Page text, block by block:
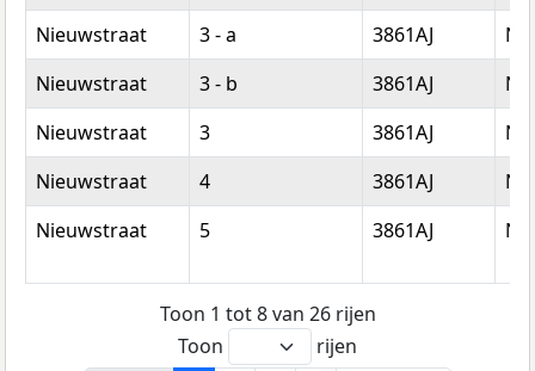
Nieuwstraat
3 - a 3861AJ
Nieuwstraat
3 - b 3861AJ
Nieuwstraat
3 3861AJ
Nieuwstraat
4 3861AJ
Nieuwstraat
5 3861AJ
Toon 1 tot 8 van 26 rijen
Toon
rijen